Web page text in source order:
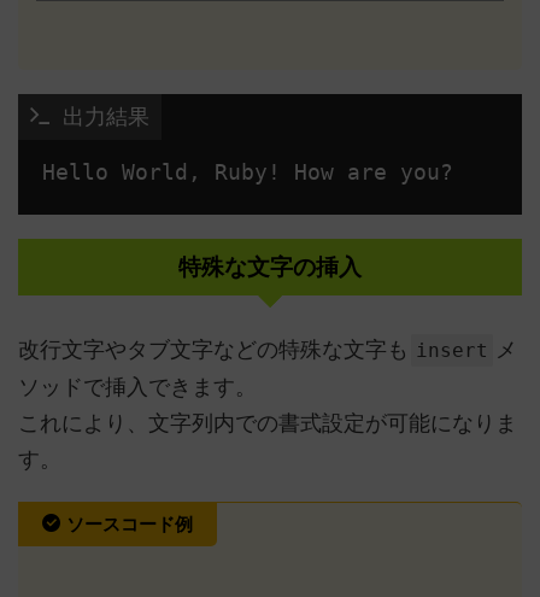
出力結果
特殊な文字の挿入
改行文字やタブ文字などの特殊な文字も insert
メ
ソッドで挿入できます。
これにより、文字列内での書式設定が可能になりま
す。
ソースコード例